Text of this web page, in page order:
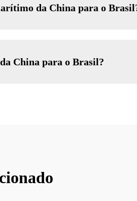
da China para o
China para o Brasil?